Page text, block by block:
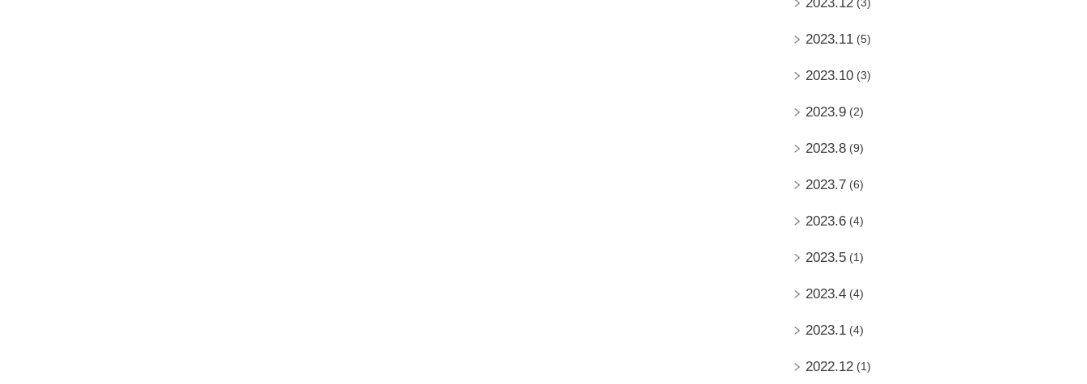
2023.11 (5)
2023.10 (3)
2023.9 (2)
2023.8 (9)
2023.7 (6)
2023.6 (4)
2023.5 (1)
2023.4 (4)
2023.1 (4)
2022.12 (1)